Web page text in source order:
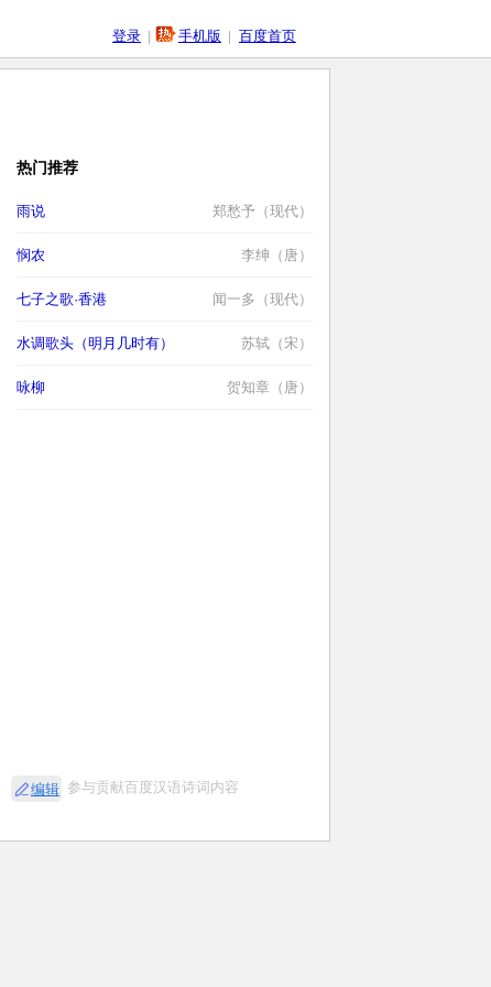
登录 | 手机版 | 百度首页
热门推荐
雨说 郑愁予（现代）
悯农 李绅（唐）
七子之歌·香港 闻一多（现代）
水调歌头（明月几时有） 苏轼（宋）
咏柳 贺知章（唐）
编辑 参与贡献百度汉语诗词内容